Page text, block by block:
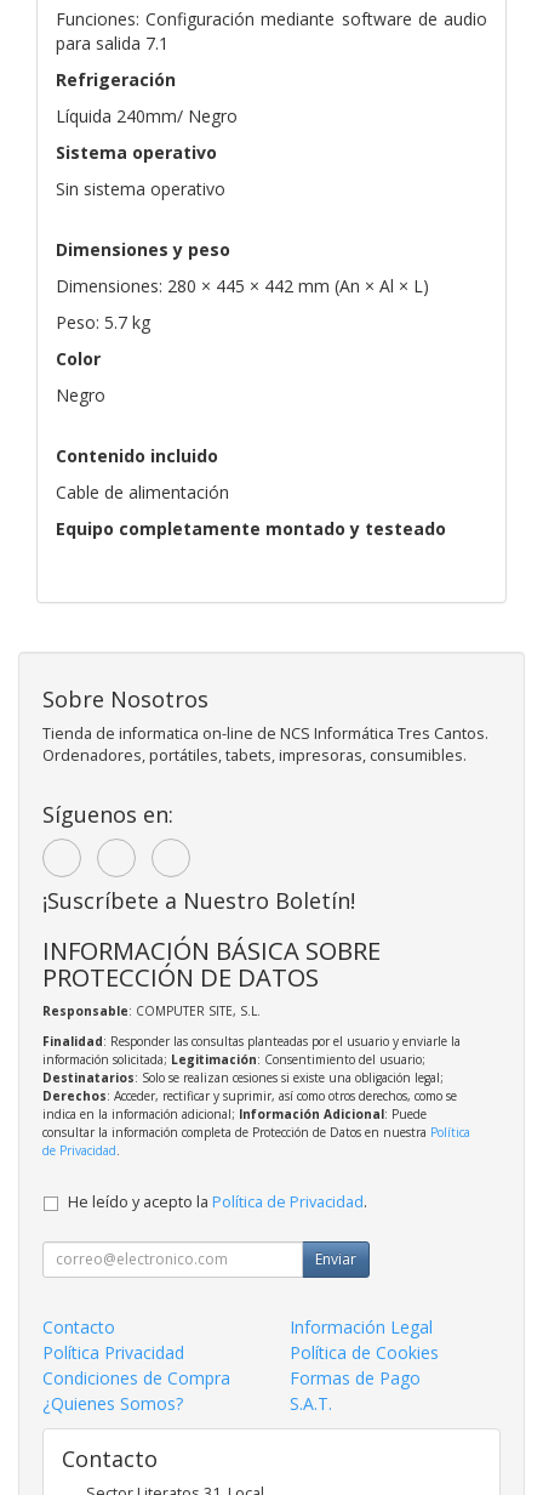
Funciones: Configuración mediante software de audio
para salida 7.1
Refrigeración
Líquida 240mm/ Negro
Sistema operativo
Sin sistema operativo
Dimensiones y peso
Dimensiones: 280 × 445 × 442 mm (An × Al × L)
Peso: 5.7 kg
Color
Negro
Contenido incluido
Cable de alimentación
Equipo completamente montado y testeado
Sobre Nosotros
Tienda de informatica on-line de NCS Informática Tres Cantos.
Ordenadores, portátiles, tabets, impresoras, consumibles.
Síguenos en:
¡Suscríbete a Nuestro Boletín!
INFORMACIÓN BÁSICA SOBRE
PROTECCIÓN DE DATOS
Responsable: COMPUTER SITE, S.L.
Finalidad: Responder las consultas planteadas por el usuario y enviarle la
información solicitada; Legitimación: Consentimiento del usuario;
Destinatarios: Solo se realizan cesiones si existe una obligación legal;
Derechos: Acceder, rectificar y suprimir, así como otros derechos, como se
indica en la información adicional; Información Adicional: Puede
consultar la información completa de Protección de Datos en nuestra Política
de Privacidad
He leído y acepto la Política de Privacidad.
Enviar
Contacto
Información Legal
Política Privacidad
Política de Cookies
Condiciones de Compra
Formas de Pago
¿Quienes Somos?
S.A.T.
Contacto